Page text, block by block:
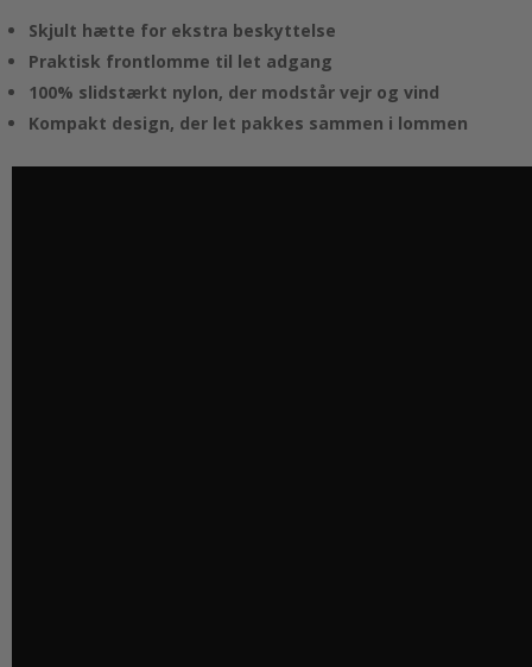
Skjult hætte for ekstra beskyttelse
Praktisk frontlomme til let adgang
100% slidstærkt nylon, der modstår vejr og vind
Kompakt design, der let pakkes sammen i lommen